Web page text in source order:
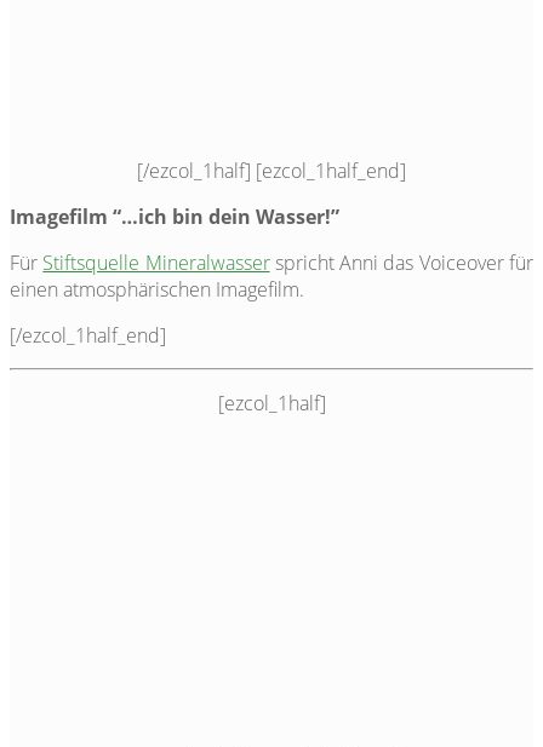
[/ezcol_1half] [ezcol_1half_end]
Imagefilm “…ich bin dein Wasser!”
Für Stiftsquelle Mineralwasserspricht Anni das Voiceover für
einen atmosphärischen Imagefilm.
[/ezcol_1half_end]
[ezcol_1half]